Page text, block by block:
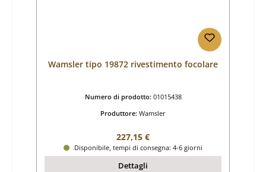
Wamsler tipo 19872 rivestimento focolare
Numero di prodotto: 01015438
Produttore: Wamsler
Prezzo normale:
227,15 €
Disponibile, tempi di consegna: 4-6 giorni
Dettagli